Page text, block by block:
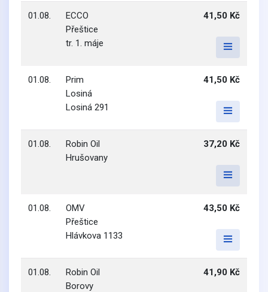
01.08.
ECCO
Přeštice
tr. 1. máje
41,50 Kč
01.08.
Prim
Losiná
Losiná 291
41,50 Kč
01.08.
Robin Oil
Hrušovany
37,20 Kč
01.08.
OMV
Přeštice
Hlávkova 1133
43,50 Kč
01.08.
Robin Oil
Borovy
41,90 Kč